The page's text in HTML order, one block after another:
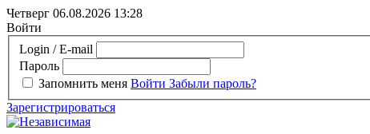
Четверг 06.08.2026 13:28
Войти
Login / E-mail
Пароль
Запомнить меня Войти Забыли пароль?
Зарегистрироваться